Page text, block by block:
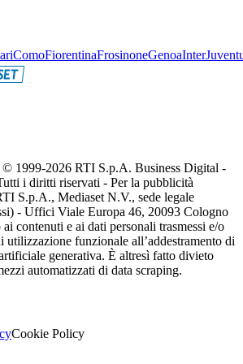
ComoFiorentinaFrosinoneGenoaInter
© 1999-2026 RTI S.p.A. Business Digital -
i diritti riservati - Per la pubblicità
S.p.A., Mediaset N.V., sede legale
- Uffici Viale Europa 46, 20093 Cologno
ai contenuti e ai dati personali trasmessi e/o
utilizzazione funzionale all’addestramento di
generativa. È altresì fatto divieto
automatizzati di data scraping.
Cookie Policy